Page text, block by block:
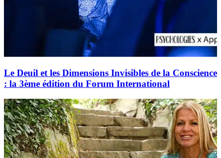
Le Deuil et les Dimensions Invisibles de la Conscience
: la 3ème édition du Forum International